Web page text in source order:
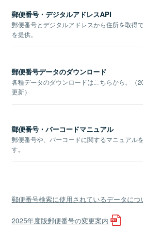
郵便番号・デジタルアドレスAPI
郵便番号とデジタルアドレスから住所を取得
を提供。
郵便番号データのダウンロード
各種データのダウンロードはこちらから。（
更新）
郵便番号・バーコードマニュアル
郵便番号や、バーコードに関するマニュアル
す。
郵便番号検索に使用されているデータにつ
2025年度版郵便番号の変更案内